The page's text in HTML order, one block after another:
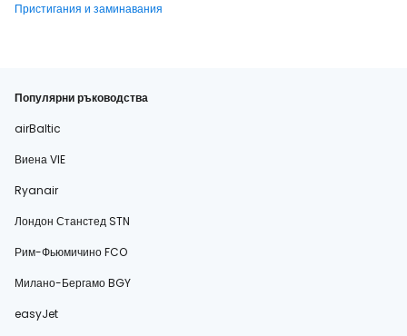
Пристигания и заминавания
Популярни ръководства
airBaltic
Виена VIE
Ryanair
Лондон Станстед STN
Рим-Фьюмичино FCO
Милано-Бергамо BGY
easyJet